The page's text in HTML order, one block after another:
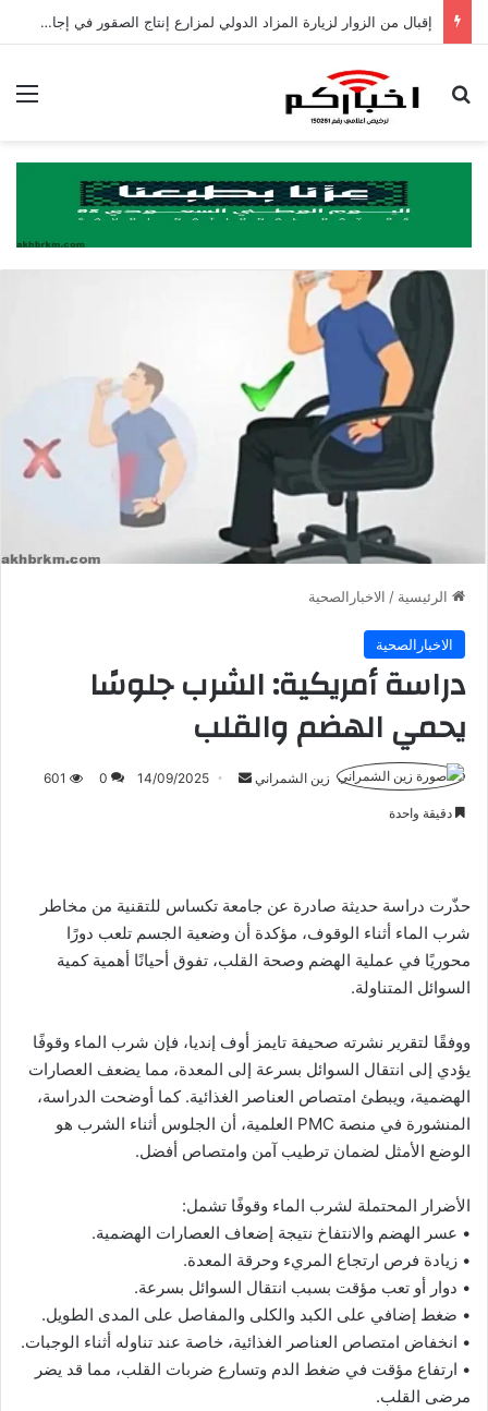
إقبال من الزوار لزيارة المزاد الدولي لمزارع إنتاج الصقور في إجازة نهاية الأسبوع
بحث عن
الرئيسية / الاخبارالصحية
الاخبارالصحية
دراسة أمريكية: الشرب جلوسًا
يحمي الهضم والقلب
زين الشمراني
أرسل 14/09/2025
0
601
دقيقة واحدة
حذّرت دراسة حديثة صادرة عن جامعة تكساس للتقنية من مخاطر
شرب الماء أثناء الوقوف، مؤكدة أن وضعية الجسم تلعب دورًا
محوريًا في عملية الهضم وصحة القلب، تفوق أحيانًا أهمية كمية
السوائل المتناولة.
ووفقًا لتقرير نشرته صحيفة تايمز أوف إنديا، فإن شرب الماء وقوفًا
يؤدي إلى انتقال السوائل بسرعة إلى المعدة، مما يضعف العصارات
الهضمية، ويبطئ امتصاص العناصر الغذائية. كما أوضحت الدراسة،
المنشورة في منصة PMC العلمية، أن الجلوس أثناء الشرب هو
الوضع الأمثل لضمان ترطيب آمن وامتصاص أفضل.
الأضرار المحتملة لشرب الماء وقوفًا تشمل:
• عسر الهضم والانتفاخ نتيجة إضعاف العصارات الهضمية.
• زيادة فرص ارتجاع المريء وحرقة المعدة.
• دوار أو تعب مؤقت بسبب انتقال السوائل بسرعة.
• ضغط إضافي على الكبد والكلى والمفاصل على المدى الطويل.
• انخفاض امتصاص العناصر الغذائية، خاصة عند تناوله أثناء الوجبات.
• ارتفاع مؤقت في ضغط الدم وتسارع ضربات القلب، مما قد يضر
مرضى القلب.